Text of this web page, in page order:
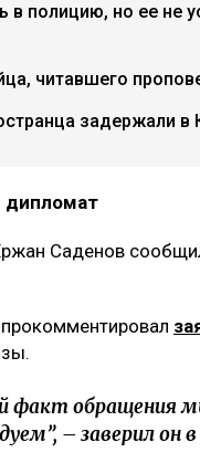
в полицию, но ее не
читавшего
задержали в
дипломат
Саденов
факт обращения
– заверил он